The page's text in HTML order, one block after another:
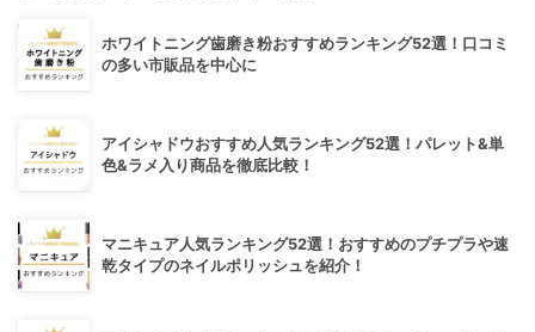
ホワイトニング歯磨き粉おすすめランキング52選！口コミ
の多い市販品を中心に
アイシャドウおすすめ人気ランキング52選！パレット&単
色&ラメ入り商品を徹底比較！
マニキュア人気ランキング52選！おすすめのプチプラや速
乾タイプのネイルポリッシュを紹介！